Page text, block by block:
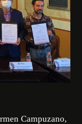
Campuzano,